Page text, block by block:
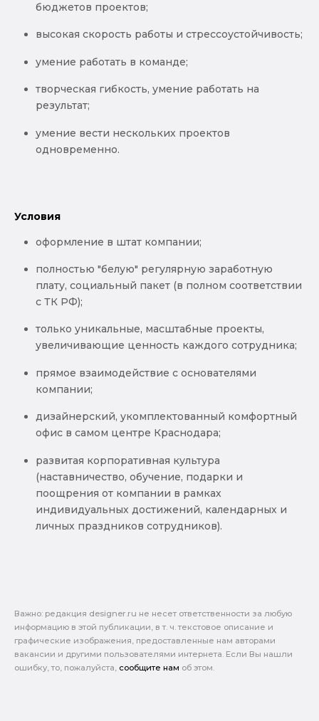
бюджетов проектов;
высокая скорость работы и стрессоустойчивость;
умение работать в команде;
творческая гибкость, умение работать на
результат;
умение вести нескольких проектов
одновременно.
Условия
оформление в штат компании;
полностью "белую" регулярную заработную
плату, социальный пакет (в полном соответствии
с ТК РФ);
только уникальные, масштабные проекты,
увеличивающие ценность каждого сотрудника;
прямое взаимодействие с основателями
компании;
дизайнерский, укомплектованный комфортный
офис в самом центре Краснодара;
развитая корпоративная культура
(наставничество, обучение, подарки и
поощрения от компании в рамках
индивидуальных достижений, календарных и
личных праздников сотрудников).
Важно: pедакция designer.ru не несет ответственности за любую
информацию в этой публикации, в т. ч. текстовое описание и
графические изображения, предоставленные нам авторами
вакансии и другими пользователями интернета. Если Вы нашли
ошибку, то, пожалуйста, сообщите нам об этом.